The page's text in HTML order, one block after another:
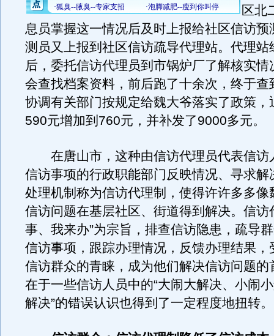
区北
息员掌握这一情况后及时上报给社区信访预
测员又上报到社区信访疏导代理站。代理站
后，委托信访代理员到市锅炉厂了解核实情
会查找档案资料，前后跑了十余次，终于查
协调有关部门按规定给魏大爷落实了政策，
590元增加到760元，并补发了9000多元。
在唐山市，这种由信访代理员代表信访
信访事项的行政职能部门反映情况、寻求解
处理机制称为信访代理制，使得许许多多像
信访问题在基层社区、街道得到解决。信访
事、我来办”为宗旨，排查信访隐患，疏导
信访事项，跟踪办理情况，反馈办理结果，
信访群众的青睐，成为他们解决信访问题的
在于一些信访人员中的“大闹大解决、小闹
解决”的错误认识也得到了一定程度地扭转。